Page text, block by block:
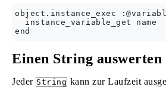
object.instance_exec
instance_variable_get name
Einen String auswerten
Jeder String kann zur Laufzeit